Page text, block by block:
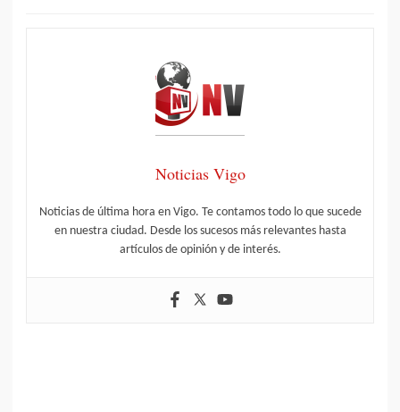
Noticias Vigo
Noticias de última hora en Vigo. Te contamos todo lo que sucede
en nuestra ciudad. Desde los sucesos más relevantes hasta
artículos de opinión y de interés.